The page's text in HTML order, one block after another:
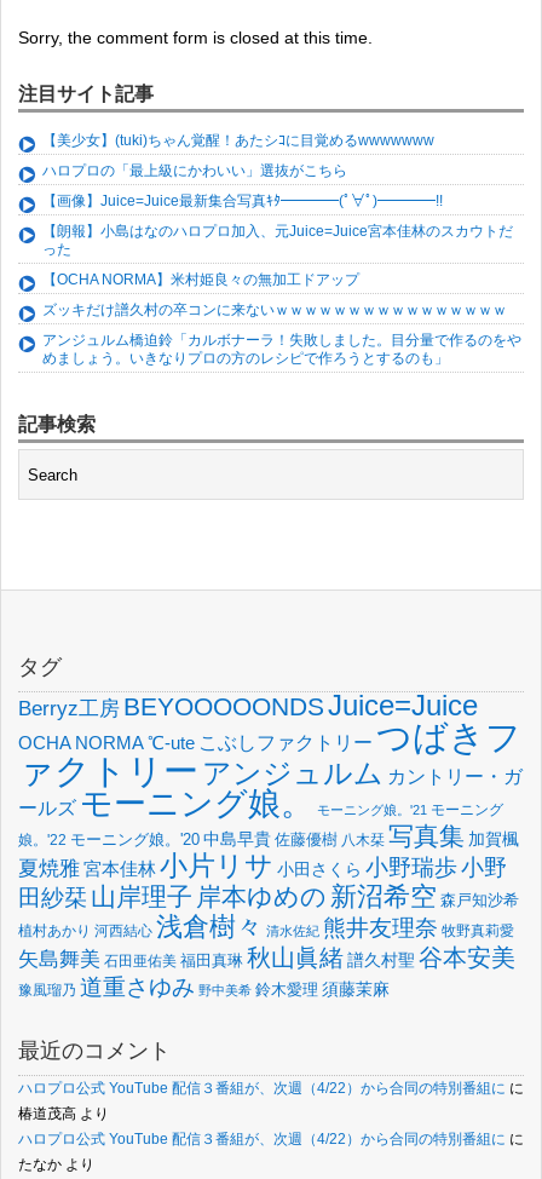
Sorry, the comment form is closed at this time.
注目サイト記事
【美少女】(tuki)ちゃん覚醒！あたシｺに目覚めるwwwwwww
ハロプロの「最上級にかわいい」選抜がこちら
【画像】Juice=Juice最新集合写真ｷﾀ━━━━(ﾟ∀ﾟ)━━━━!!
【朗報】小島はなのハロプロ加入、元Juice=Juice宮本佳林のスカウトだ
った
【OCHA NORMA】米村姫良々の無加工ドアップ
ズッキだけ譜久村の卒コンに来ないｗｗｗｗｗｗｗｗｗｗｗｗｗｗｗｗ
アンジュルム橋迫鈴「カルボナーラ！失敗しました。目分量で作るのをや
めましょう。いきなりプロの方のレシピで作ろうとするのも」
記事検索
タグ
Berryz工房 BEYOOOOONDSJuice=Juice
OCHA NORMA℃-ute こぶしファクトリー つばきフ
ァクトリー アンジュルム カントリー・ガ
ールズ モーニング娘。 モーニング娘。'21 モーニング
娘。'22 モーニング娘。'20 中島早貴 佐藤優樹 八木栞 写真集 加賀楓
夏焼雅宮本佳林小片リサ 小田さくら 小野瑞歩小野
田紗栞 山岸理子 岸本ゆめの 新沼希空 森戸知沙希
植村あかり 河西結心 浅倉樹々 清水佐紀 熊井友理奈 牧野真莉愛
矢島舞美 石田亜佑美 福田真琳 秋山眞緒譜久村聖 谷本安美
豫風瑠乃 道重さゆみ 野中美希 鈴木愛理 須藤茉麻
最近のコメント
ハロプロ公式 YouTube 配信３番組が、次週（4/22）から合同の特別番組に に
椿道茂高 より
ハロプロ公式 YouTube 配信３番組が、次週（4/22）から合同の特別番組に に
たなか より